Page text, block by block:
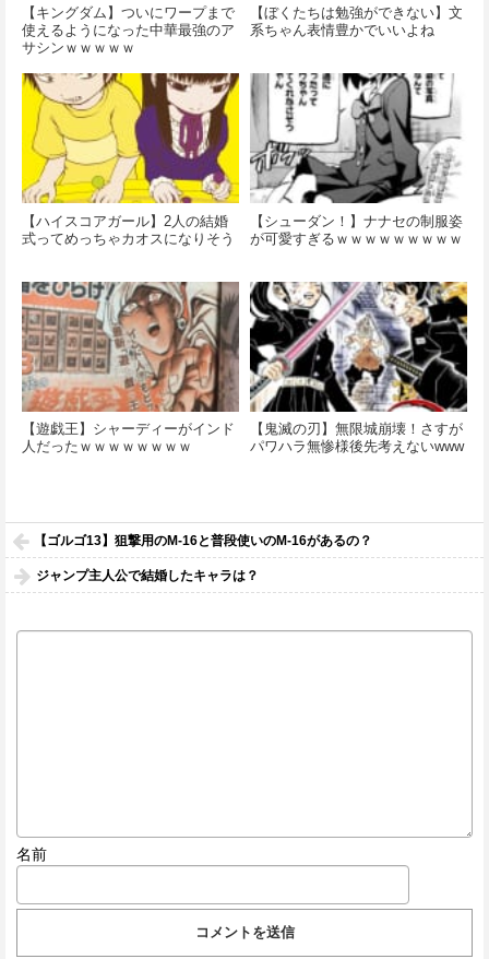
【キングダム】ついにワープまで
使えるようになった中華最強のア
サシンｗｗｗｗｗ
【ぼくたちは勉強ができない】文
系ちゃん表情豊かでいいよね
【ハイスコアガール】2人の結婚
式ってめっちゃカオスになりそう
【シューダン！】ナナセの制服姿
が可愛すぎるｗｗｗｗｗｗｗｗｗ
【遊戯王】シャーディーがインド
人だったｗｗｗｗｗｗｗｗ
【鬼滅の刃】無限城崩壊！さすが
パワハラ無惨様後先考えないwww
【ゴルゴ13】狙撃用のM-16と普段使いのM-16があるの？
ジャンプ主人公で結婚したキャラは？
名前